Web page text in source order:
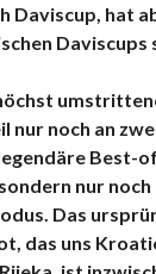
Daviscup, hat
nur noch an
Best-
nur
Das
das uns